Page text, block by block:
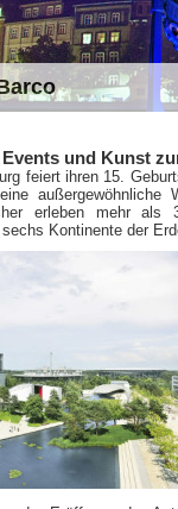
und Kunst
feiert ihren 15.
außergewöhnliche
erleben mehr als
Kontinente der